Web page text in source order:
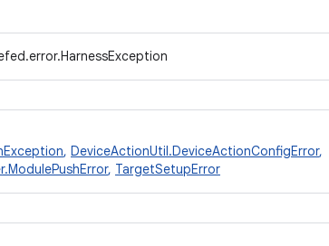
, DeviceActionUtil.DeviceActionConfigError,
, TargetSetupError